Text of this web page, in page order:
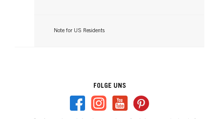
Note for US Residents
FOLGE UNS